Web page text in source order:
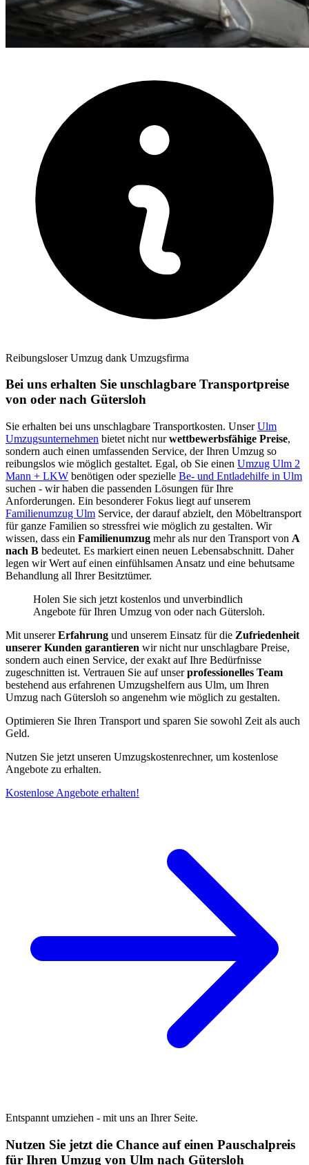
Reibungsloser Umzug dank Umzugsfirma
Bei uns erhalten Sie unschlagbare Transportpreise
von oder nach Gütersloh
Sie erhalten bei uns unschlagbare Transportkosten. UnserUlm
Umzugsunternehmen bietet nicht nurwettbewerbsfähige Preise,
sondern auch einen umfassenden Service, der Ihren Umzug so
reibungslos wie möglich gestaltet. Egal, ob Sie einen Umzug Ulm 2
Mann + LKW benötigen oder spezielle Be- und Entladehilfe in Ulm
suchen - wir haben die passenden Lösungen für Ihre
Anforderungen. Ein besonderer Fokus liegt auf unserem
Familienumzug Ulm Service, der darauf abzielt, den Möbeltransport
für ganze Familien so stressfrei wie möglich zu gestalten. Wir
wissen, dass ein Familienumzug mehr als nur den Transport von A
nach B bedeutet. Es markiert einen neuen Lebensabschnitt. Daher
legen wir Wert auf einen einfühlsamen Ansatz und eine behutsame
Behandlung all Ihrer Besitztümer.
Holen Sie sich jetzt kostenlos und unverbindlich
Angebote für Ihren Umzug von oder nach Gütersloh.
Mit unsererErfahrung und unserem Einsatz für die Zufriedenheit
unserer Kunden garantieren wir nicht nur unschlagbare Preise,
sondern auch einen Service, der exakt auf Ihre Bedürfnisse
zugeschnitten ist. Vertrauen Sie auf unserprofessionelles Team
bestehend aus erfahrenen Umzugshelfern aus Ulm, um Ihren
Umzug nach Gütersloh so angenehm wie möglich zu gestalten.
Optimieren Sie Ihren Transport und sparen Sie sowohl Zeit als auch
Geld.
Nutzen Sie jetzt unseren Umzugskostenrechner, um kostenlose
Angebote zu erhalten.
Kostenlose Angebote erhalten!
Entspannt umziehen - mit uns an Ihrer Seite.
Nutzen Sie jetzt die Chance auf einen Pauschalpreis
für Ihren Umzug von Ulm nach Gütersloh